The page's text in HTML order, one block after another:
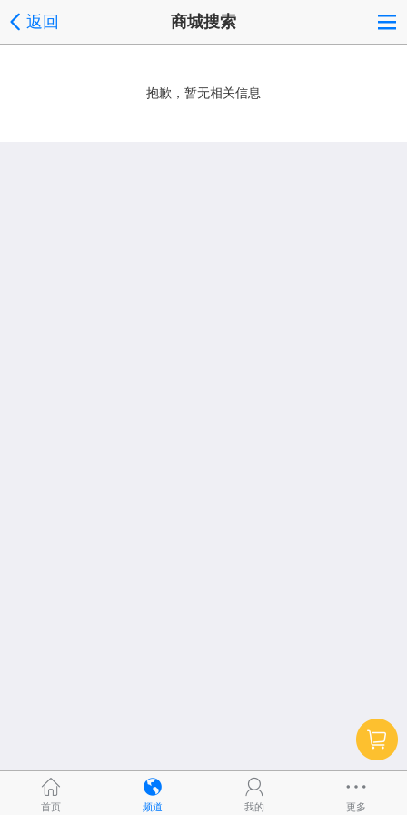
返回 商城搜索
抱歉，暂无相关信息
首页 频道 我的 更多